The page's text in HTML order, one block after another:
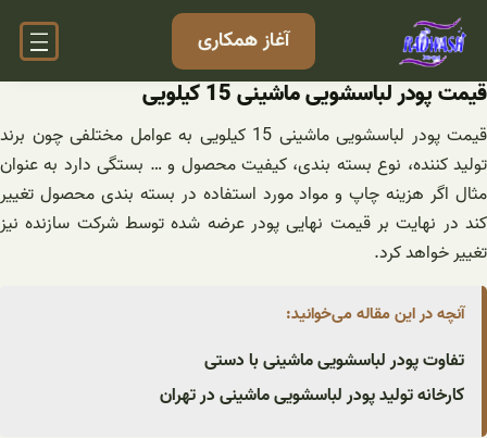
رفتن
آغاز همکاری
قیمت پودر لباسشویی ماشینی 15 کیلویی
قیمت پودر لباسشویی ماشینی 15 کیلویی به عوامل مختلفی چون برند
تولید کننده، نوع بسته بندی، کیفیت محصول و … بستگی دارد به عنوان
مثال اگر هزینه چاپ و مواد مورد استفاده در بسته بندی محصول تغییر
کند در نهایت بر قیمت نهایی پودر عرضه شده توسط شرکت سازنده نیز
تغییر خواهد کرد.
آنچه در این مقاله می‌خوانید:
تفاوت پودر لباسشویی ماشینی با دستی
کارخانه تولید پودر لباسشویی ماشینی در تهران